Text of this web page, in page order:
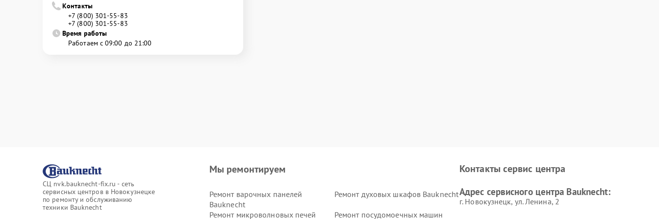
Контакты
+7 (800) 301-55-83
+7 (800) 301-55-83
Время работы
Работаем с 09:00 до 21:00
СЦ nvk.bauknecht-fix.ru - сеть
сервисных центров в Новокузнецке
по ремонту и обслуживанию
техники Bauknecht
Мы ремонтируем
Ремонт варочных панелей
Bauknecht
Ремонт духовых шкафов Bauknecht
Ремонт микроволновых печей Ремонт посудомоечных машин
Контакты сервис центра
Адрес сервисного центра Bauknecht:
г. Новокузнецк, ул. Ленина, 2